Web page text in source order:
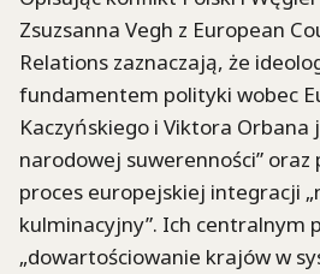
Zsuzsanna Vegh z European
Relations zaznaczają, że
fundamentem polityki wobec
Kaczyńskiego i Viktora Orbana
narodowej suwerenności” oraz
proces europejskiej integracji
kulminacyjny”. Ich centralnym
„dowartościowanie krajów w